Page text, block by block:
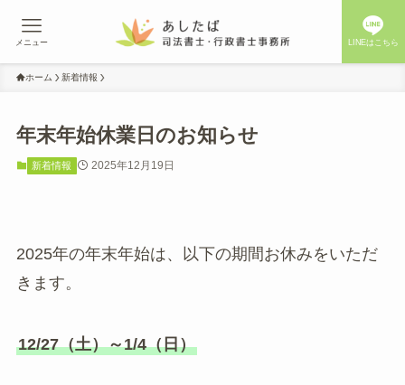
LINEはこちら
メニュー
ホーム 新着情報
年末年始休業日のお知らせ
新着情報 2025年12月19日
2025年の年末年始は、以下の期間お休みをいただ
きます。
12/27（土）～1/4（日）